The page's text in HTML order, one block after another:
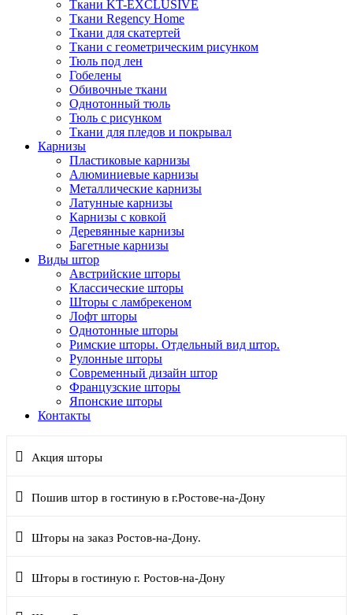
Ткани KT-EXCLUSIVE
Ткани Regency Home
Ткани для скатертей
Ткани с геометрическим рисунком
Тюль под лен
Гобелены
Обивочные ткани
Однотонный тюль
Тюль с рисунком
Ткани для пледов и покрывал
Карнизы
Пластиковые карнизы
Алюминиевые карнизы
Металлические карнизы
Латунные карнизы
Карнизы с ковкой
Деревянные карнизы
Багетные карнизы
Виды штор
Австрийские шторы
Классические шторы
Шторы с ламбрекеном
Лофт шторы
Однотонные шторы
Римские шторы. Отдельный вид штор.
Рулонные шторы
Современный дизайн штор
Французские шторы
Японские шторы
Контакты
Акция шторы
Пошив штор в гостиную в г.Ростове-на-Дону
Шторы на заказ Ростов-на-Дону.
Шторы в гостиную г. Ростов-на-Дону